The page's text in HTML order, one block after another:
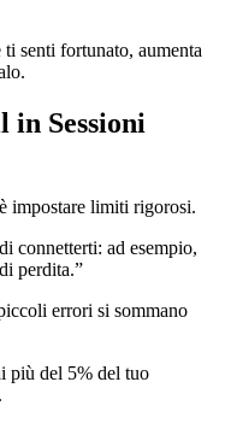
senti fortunato, aumenta
in Sessioni
impostare limiti rigorosi.
connetterti: ad esempio,
perdita.”
errori si sommano
più del 5% del tuo